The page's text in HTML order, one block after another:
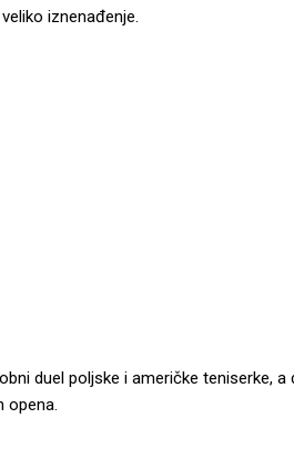
iznenađenje.
duel poljske i američke teniserke,
opena.